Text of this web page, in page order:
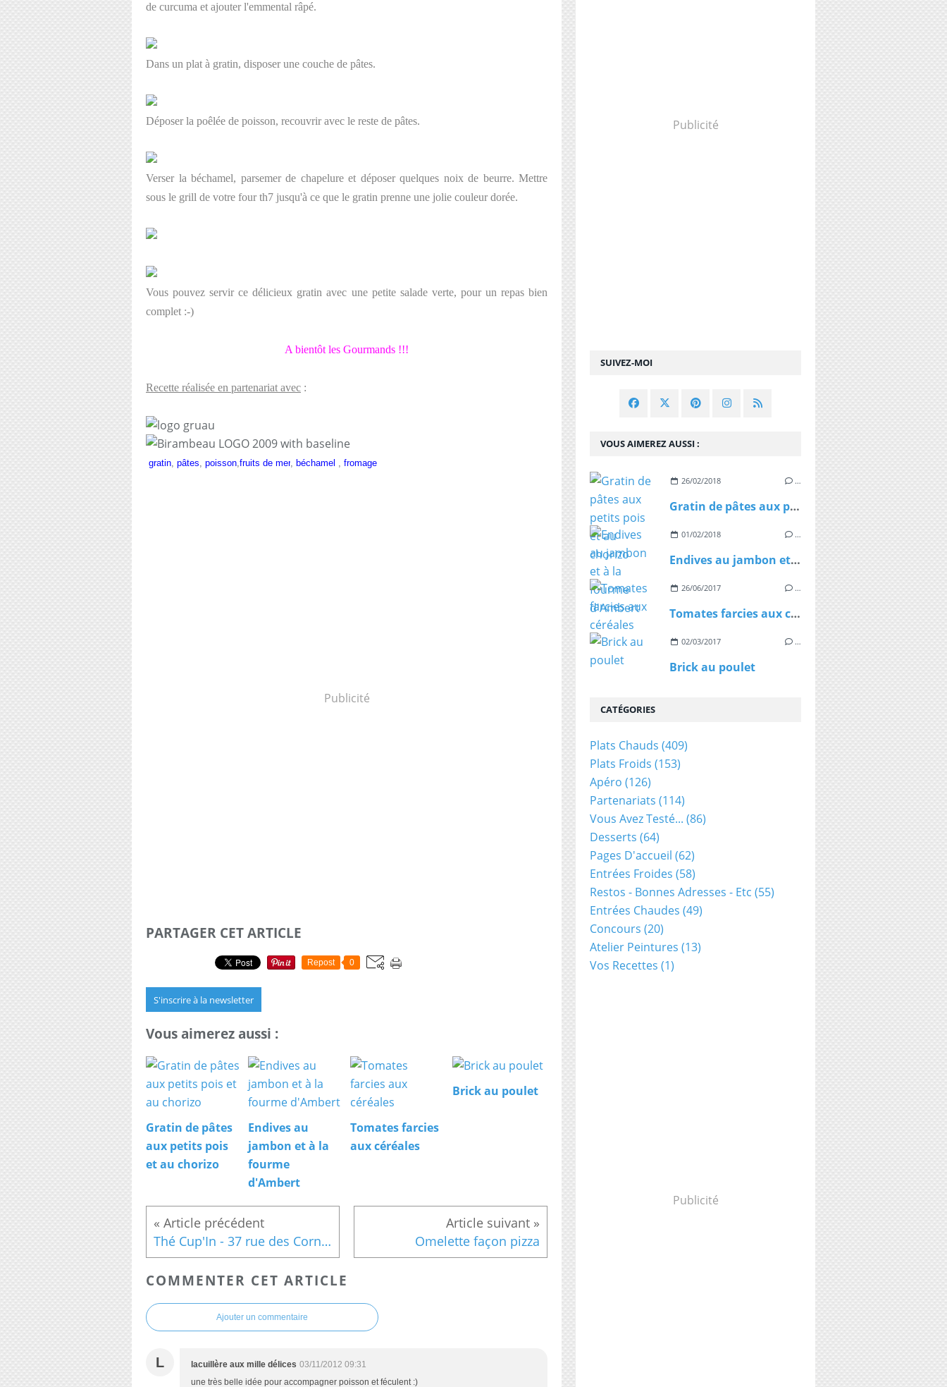
de curcuma et ajouter l'emmental râpé.
Dans un plat à gratin, disposer une couche de pâtes.
Déposer la poêlée de poisson, recouvrir avec le reste de pâtes.
Verser la béchamel, parsemer de chapelure et déposer quelques noix de beurre. Mettre
sous le grill de votre four th7 jusqu'à ce que le gratin prenne une jolie couleur dorée.
Vous pouvez servir ce délicieux gratin avec une petite salade verte, pour un repas bien
complet :-)
A bientôt les Gourmands !!!
Recette réalisée en partenariat avec :
gratin, pâtes, poisson,fruits de mer, béchamel , fromage
Publicité
PARTAGER CET ARTICLE
Repost 0
S'inscrire à la newsletter
Vous aimerez aussi :
Gratin de pâtes
aux petits pois
et au chorizo
Endives au
jambon et à la
fourme
d'Ambert
Tomates farcies
aux céréales
Brick au poulet
Thé Cup'In - 37 rue des Cornières 47000 AGEN Omelette façon pizza
COMMENTER CET ARTICLE
Ajouter un commentaire
L lacuillère aux mille délices 03/11/2012 09:31
une très belle idée pour accompagner poisson et féculent :)
SUIVEZ-MOI
Publicité
VOUS AIMEREZ AUSSI :
26/02/2018 …
Gratin de pâtes aux petits pois et au chorizo
01/02/2018 …
Endives au jambon et à la fourme d'Ambert
26/06/2017 …
Tomates farcies aux céréales
02/03/2017 …
Brick au poulet
CATÉGORIES
Plats Chauds (409)
Plats Froids (153)
Apéro (126)
Partenariats (114)
Vous Avez Testé... (86)
Desserts (64)
Pages D'accueil (62)
Entrées Froides (58)
Restos - Bonnes Adresses - Etc (55)
Entrées Chaudes (49)
Concours (20)
Atelier Peintures (13)
Vos Recettes (1)
Publicité